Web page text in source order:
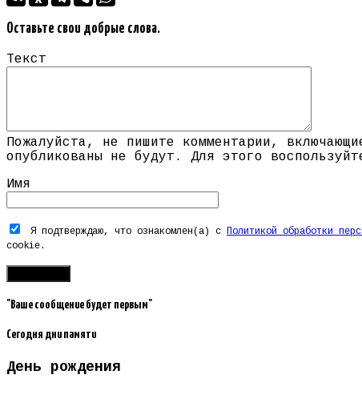
Оставьте свои добрые слова.
Текст
Пожалуйста, не пишите комментарии,
опубликованы не будут. Для этого
Имя
Я подтверждаю, что ознакомлен(а) с Политикой обработки
cookie.
"Ваше сообщение будет первым"
Сегодня дни памяти
День рождения